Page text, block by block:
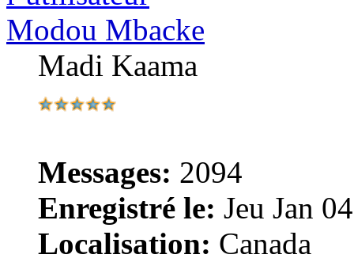
Modou Mbacke
Madi Kaama
Messages: 2094
Enregistré le: Jeu Jan
Localisation: Canada